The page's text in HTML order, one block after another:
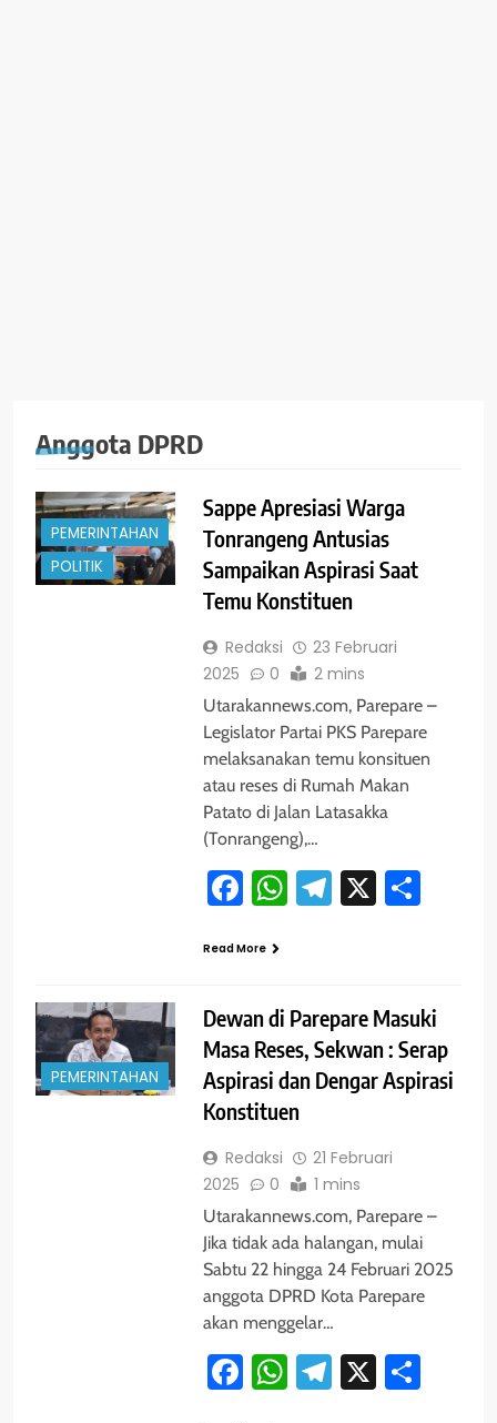
Anggota DPRD
PEMERINTAHAN
POLITIK
Sappe Apresiasi Warga
Tonrangeng Antusias
Sampaikan Aspirasi Saat
Temu Konstituen
Redaksi
23 Februari
2025
0 2 mins
Utarakannews.com, Parepare –
Legislator Partai PKS Parepare
melaksanakan temu konsituen
atau reses di Rumah Makan
Patato di Jalan Latasakka
(Tonrangeng),…
Facebook
WhatsApp
Telegram
X
Read More
PEMERINTAHAN
Dewan di Parepare Masuki
Masa Reses, Sekwan : Serap
Aspirasi dan Dengar Aspirasi
Konstituen
Redaksi
21 Februari
2025
0 1 mins
Utarakannews.com, Parepare –
Jika tidak ada halangan, mulai
Sabtu 22 hingga 24 Februari 2025
anggota DPRD Kota Parepare
akan menggelar…
Facebook
WhatsApp
Telegram
X